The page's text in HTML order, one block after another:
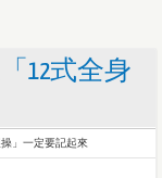
12式全身
」一定要記起來